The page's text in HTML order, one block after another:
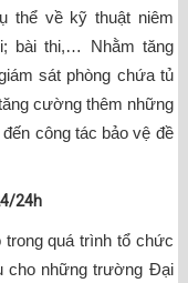
thể về kỹ thuật niêm
bài thi,… Nhằm tăng
sát phòng chứa tủ
cường thêm những
công tác bảo vệ đề
24h
quá trình tổ chức
cho những trường Đại